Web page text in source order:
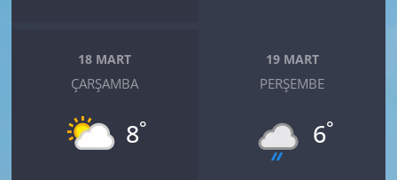
18 MART
ÇARŞAMBA
8°
19 MART
PERŞEMBE
6°